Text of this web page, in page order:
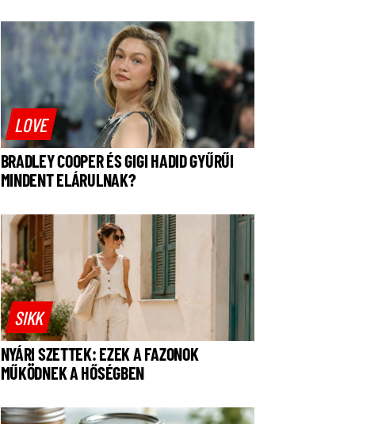
LOVE
BRADLEY COOPER ÉS GIGI HADID GYŰRŰI
MINDENT ELÁRULNAK?
SIKK
NYÁRI SZETTEK: EZEK A FAZONOK
MŰKÖDNEK A HŐSÉGBEN